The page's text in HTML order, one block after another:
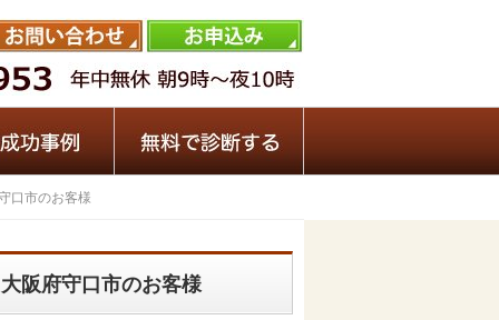
口市のお客様
阪府守口市のお客様